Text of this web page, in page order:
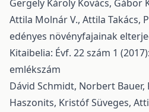
Gergely Károly Kovács, Gábor
Attila Molnár V., Attila Takács,
edényes növényfajainak
Kitaibelia: Évf. 22 szám 1
emlékszám
Dávid Schmidt, Norbert Bauer,
Haszonits, Kristóf Süveges,